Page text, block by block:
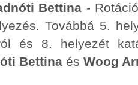
Bettina -
Továbbá 5.
és 8. helyezét
Bettina és Woog